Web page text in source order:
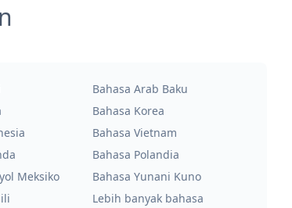
Bahasa Arab Baku
Bahasa Korea
Bahasa Vietnam
Bahasa Polandia
Meksiko
Bahasa Yunani Kuno
Lebih banyak bahasa